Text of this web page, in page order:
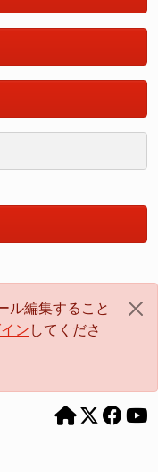
ル編集すること
ン してくださ